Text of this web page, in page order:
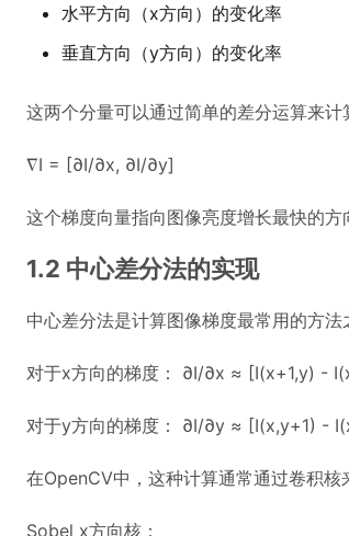
水平方向（x方向）的变化率
垂直方向（y方向）的变化率
这两个分量可以通过简单的差分运算来
∇I = [∂I/∂x, ∂I/∂y]
这个梯度向量指向图像亮度增长最快的方
1.2 中心差分法的实现
中心差分法是计算图像梯度最常用的方
对于x方向的梯度： ∂I/∂x ≈ [I(x+1,y) -
对于y方向的梯度： ∂I/∂y ≈ [I(x,y+1) -
在OpenCV中，这种计算通常通过卷积
Sobel x方向核：